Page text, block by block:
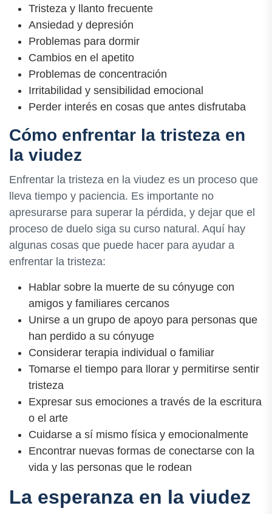
Tristeza y llanto frecuente
Ansiedad y depresión
Problemas para dormir
Cambios en el apetito
Problemas de concentración
Irritabilidad y sensibilidad emocional
Perder interés en cosas que antes disfrutaba
Cómo enfrentar la tristeza en
la viudez
Enfrentar la tristeza en la viudez es un proceso que
lleva tiempo y paciencia. Es importante no
apresurarse para superar la pérdida, y dejar que el
proceso de duelo siga su curso natural. Aquí hay
algunas cosas que puede hacer para ayudar a
enfrentar la tristeza:
Hablar sobre la muerte de su cónyuge con
amigos y familiares cercanos
Unirse a un grupo de apoyo para personas que
han perdido a su cónyuge
Considerar terapia individual o familiar
Tomarse el tiempo para llorar y permitirse sentir
tristeza
Expresar sus emociones a través de la escritura
o el arte
Cuidarse a sí mismo física y emocionalmente
Encontrar nuevas formas de conectarse con la
vida y las personas que le rodean
La esperanza en la viudez